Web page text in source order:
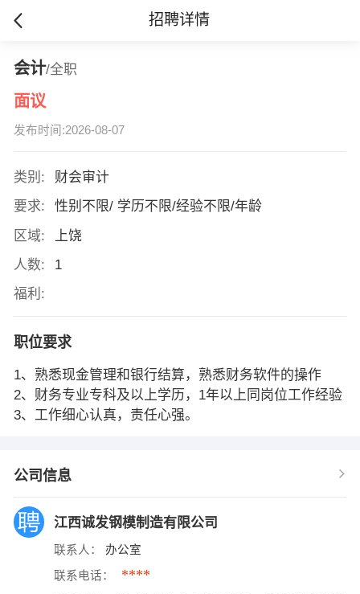
招聘详情
会计/全职
面议
发布时间:2026-08-07
类别:
财会审计
要求:
性别不限/ 学历不限/经验不限/年龄
区域:
上饶
人数:
1
福利:
职位要求
1、熟悉现金管理和银行结算，熟悉财务软件的操作
2、财务专业专科及以上学历，1年以上同岗位工作经验
3、工作细心认真，责任心强。
公司信息
江西诚发钢模制造有限公司
联系人： 办公室
联系电话： ****